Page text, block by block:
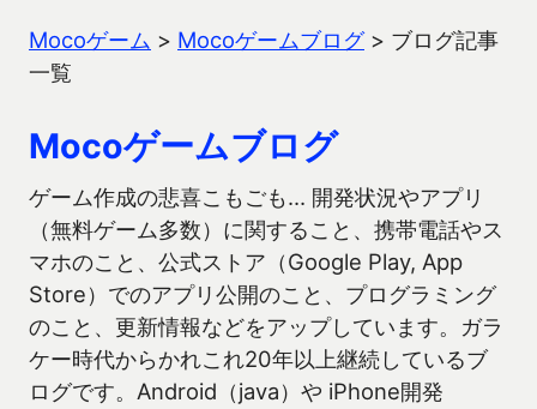
Mocoゲーム > Mocoゲームブログ> ブログ記事
一覧
Mocoゲームブログ
ゲーム作成の悲喜こもごも… 開発状況やアプリ
（無料ゲーム多数）に関すること、携帯電話やス
マホのこと、公式ストア（Google Play, App
Store）でのアプリ公開のこと、プログラミング
のこと、更新情報などをアップしています。ガラ
ケー時代からかれこれ20年以上継続しているブ
ログです。Android（java）や iPhone開発